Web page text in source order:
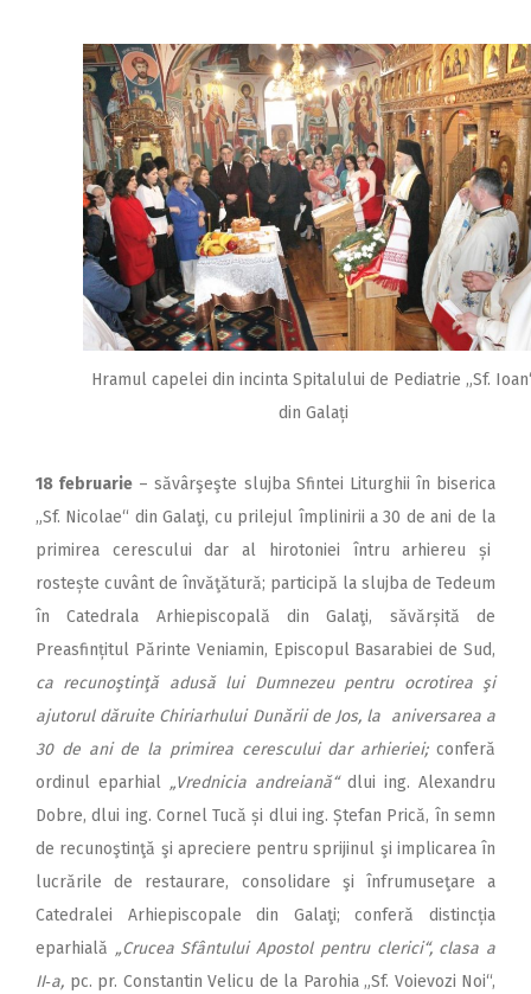
Hramul capelei din incinta Spitalului de Pediatrie „Sf.
din Galați
18 februarie – săvârşeşte slujba Sfintei Liturghii în biserica
„Sf. Nicolae“ din Galaţi, cu prilejul împlinirii a 30 de ani de la
primirea cerescului dar al hirotoniei întru arhiereu și
rostește cuvânt de învăţătură; participă la slujba de Tedeum
în Catedrala Arhiepis­copală din Galaţi, săvărșită de
Preasfințitul Părinte Veniamin, Episcopul Basarabiei de Sud,
ca recunoştinţă adusă lui Dumnezeu pentru ocrotirea şi
ajutorul dăruite Chiriarhului Dunării de Jos, la aniversarea a
30 de ani de la primirea cerescului dar arhieriei;conferă
ordinul eparhial „Vrednicia andreiană“dlui ing. Alexandru
Dobre, dlui ing. Cornel Tucă și dlui ing. Ștefan Prică, în semn
de recunoştinţă şi apreciere pentru sprijinul şi implicarea în
lucrările de restaurare, consolidare şi înfrumuseţare a
Catedralei Arhiepiscopale din Galaţi; conferă distincția
eparhială „Crucea Sfântului Apostol pentru clerici“, clasa a
II‑a, pc. pr. Constantin Velicu de la Parohia „Sf. Voievozi Noi“,